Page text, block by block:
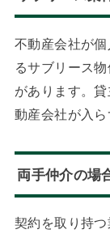
不動産会社が
るサブリース
があります。
動産会社が入
両手仲介の場
契約を取り持